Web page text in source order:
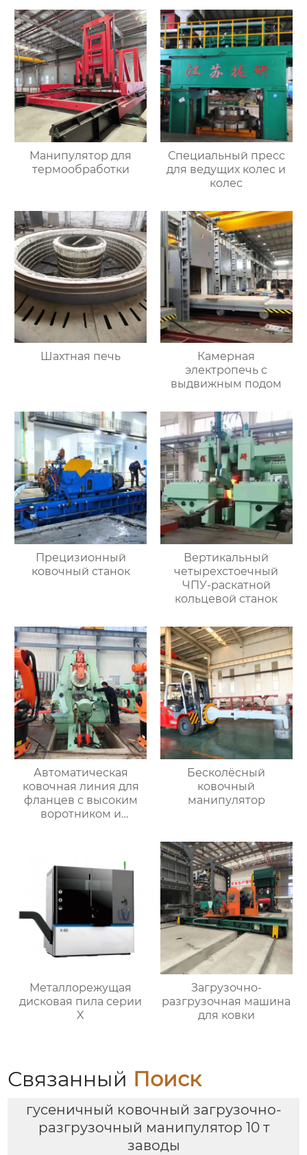
Манипулятор для
термообработки
Специальный пресс
для ведущих колес и
колес
Шахтная печь
Камерная
электропечь с
выдвижным подом
Прецизионный
ковочный станок
Вертикальный
четырехстоечный
ЧПУ-раскатной
кольцевой станок
Автоматическая
ковочная линия для
фланцев с высоким
воротником и
Бесколёсный
ковочный
манипулятор
Металлорежущая
дисковая пила серии
X
Загрузочно-
разгрузочная машина
для ковки
Связанный Поиск
гусеничный ковочный загрузочно-
разгрузочный манипулятор 10 т
заводы